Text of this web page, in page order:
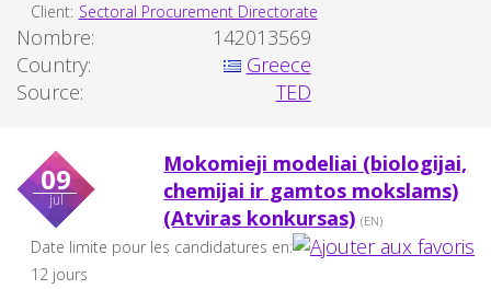
Client: Sectoral Procurement Directorate
Nombre:
142013569
Country:
Greece
Source:
TED
09
jul
Mokomieji modeliai (biologijai,
chemijai ir gamtos mokslams)
(Atviras konkursas) (EN)
Date limite pour les candidatures en:
12 jours